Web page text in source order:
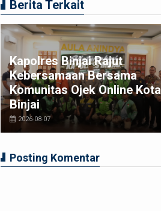
Berita Terkait
Kapolres Binjai Rajut
Kebersamaan Bersama
Komunitas Ojek Online Kota
Binjai
2026-08-07
Posting Komentar